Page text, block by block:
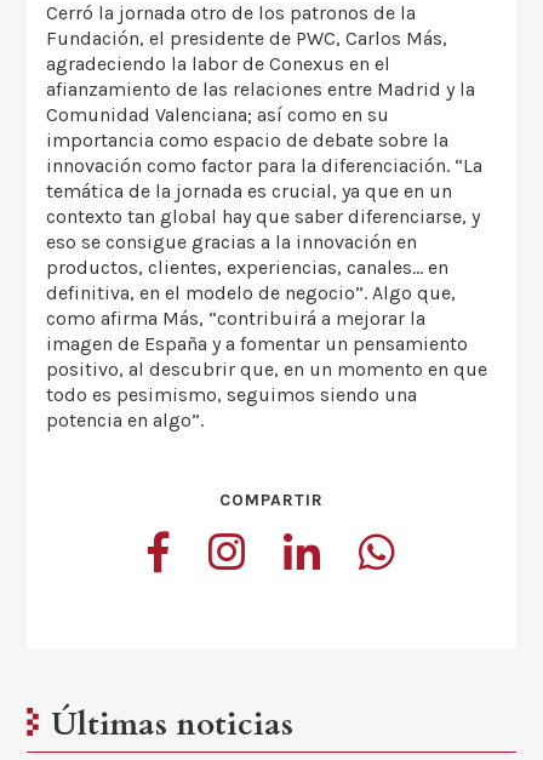
Cerró la jornada otro de los patronos de la
Fundación, el presidente de PWC, Carlos Más,
agradeciendo la labor de Conexus en el
afianzamiento de las relaciones entre Madrid y la
Comunidad Valenciana; así como en su
importancia como espacio de debate sobre la
innovación como factor para la diferenciación. “La
temática de la jornada es crucial, ya que en un
contexto tan global hay que saber diferenciarse, y
eso se consigue gracias a la innovación en
productos, clientes, experiencias, canales… en
definitiva, en el modelo de negocio”. Algo que,
como afirma Más, “contribuirá a mejorar la
imagen de España y a fomentar un pensamiento
positivo, al descubrir que, en un momento en que
todo es pesimismo, seguimos siendo una
potencia en algo”.
COMPARTIR
Últimas noticias